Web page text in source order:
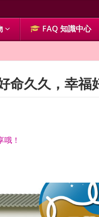
FAQ 知識中心
命久久，幸福
！